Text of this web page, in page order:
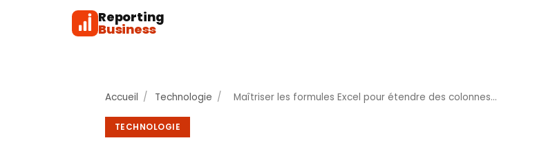
Reporting
Business
Accueil / Technologie / Maîtriser les formules Excel pour étendre des colonnes…
TECHNOLOGIE